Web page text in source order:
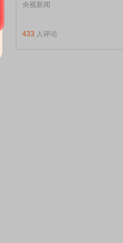
央视新闻
433 人评论